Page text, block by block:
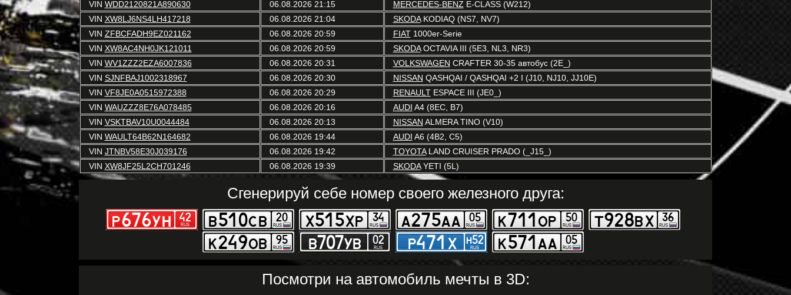
VIN WDD2120821A890630 06.08.2026 21:15 MERCEDES-BENZ E-CLASS (W212)
VIN XW8LJ6NS4LH417218 06.08.2026 21:04 SKODAKODIAQ (NS7, NV7)
VIN ZFBCFADH9EZ021162 06.08.2026 20:59 FIAT1000er-Serie
VIN XW8AC4NH0JK121011 06.08.2026 20:59 SKODAOCTAVIA III (5E3, NL3, NR3)
VIN WV1ZZZ2EZA6007836 06.08.2026 20:31 VOLKSWAGEN CRAFTER 30-35 автобус (2E_)
VIN SJNFBAJ1002318967 06.08.2026 20:30 NISSAN QASHQAI / QASHQAI +2 I (J10, NJ10, JJ10E)
VIN VF8JE0A0515972388 06.08.2026 20:29 RENAULTESPACE III (JE0_)
VIN WAUZZZ8E76A078485 06.08.2026 20:16 AUDI A4 (8EC, B7)
VIN VSKTBAV10U0044484 06.08.2026 20:13 NISSAN ALMERA TINO (V10)
VIN WAULT64B62N164682 06.08.2026 19:44 AUDI A6 (4B2, C5)
VIN JTNBV58E30J039176 06.08.2026 19:42 TOYOTALAND CRUISER PRADO (_J15_)
VIN XW8JF25L2CH701246 06.08.2026 19:39 SKODAYETI (5L)
Сгенерируй себе номер своего железного друга:
Посмотри на автомобиль мечты в 3D: